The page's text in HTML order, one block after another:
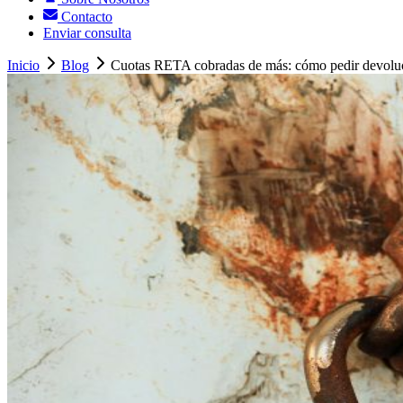
Contacto
Enviar consulta
Inicio Blog Cuotas RETA cobradas de más: cómo pedir